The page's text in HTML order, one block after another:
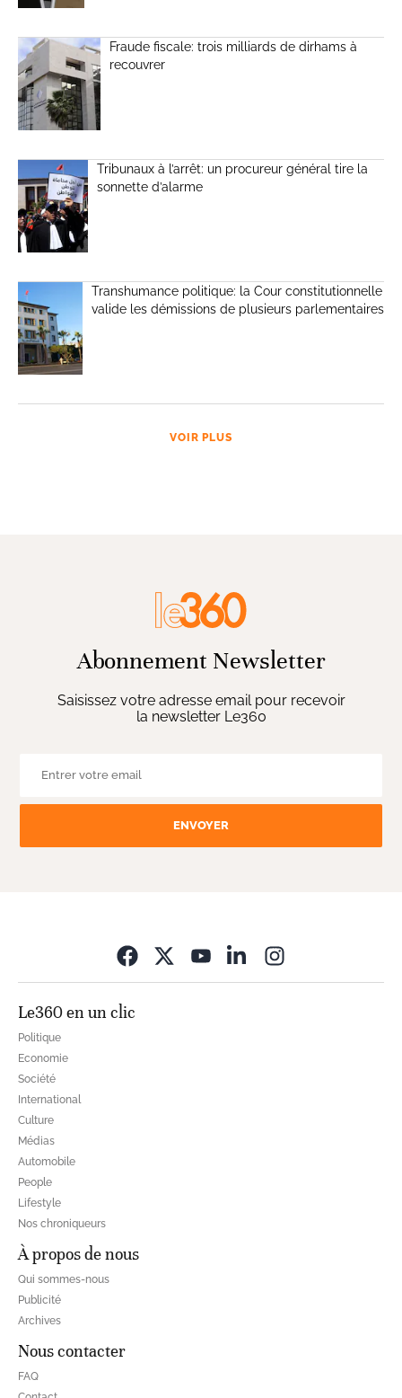
Fraude fiscale: trois milliards de dirhams à
recouvrer
Tribunaux à l’arrêt: un procureur général tire la
sonnette d’alarme
Transhumance politique: la Cour constitutionnelle
valide les démissions de plusieurs parlementaires
VOIR PLUS
Abonnement Newsletter
Saisissez votre adresse email pour recevoir
la newsletter Le360
ENVOYER
Le360 en un clic
Politique
Economie
Société
International
Culture
Médias
Automobile
People
Lifestyle
Nos chroniqueurs
À propos de nous
Qui sommes-nous
Publicité
Archives
Nous contacter
FAQ